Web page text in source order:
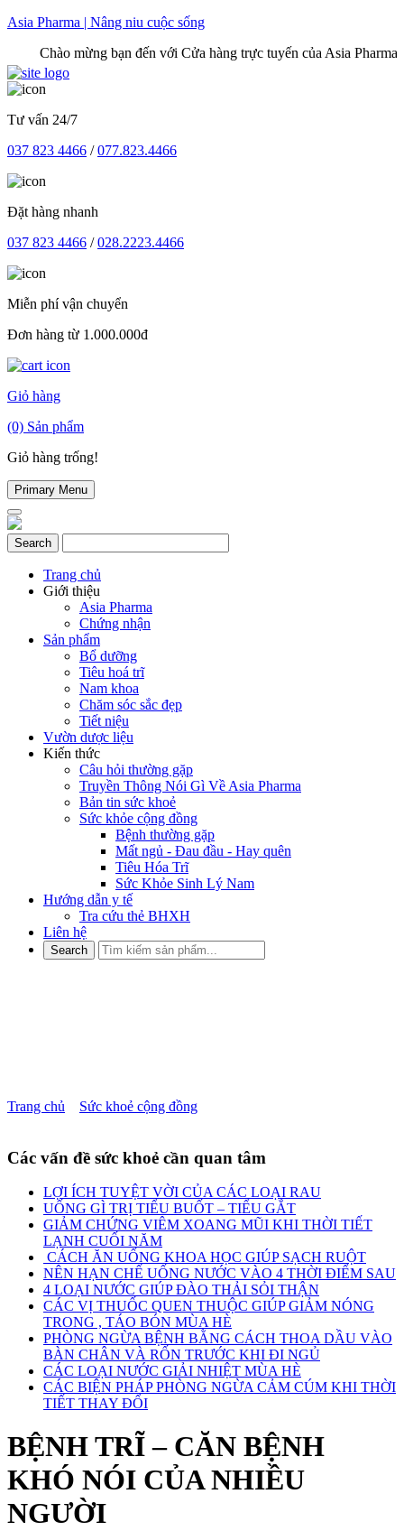
Skip
content
Asia Pharma | Nâng niu cuộc sống
mừng bạn đến với Cửa hàng trực tuyến của Asia Pharma
Tư vấn 24/7
037 823 4466 /077.823.4466
Đặt hàng nhanh
037 823 4466 /028.2223.4466
Miễn phí vận chuyển
Đơn hàng từ 1.000.000đ
Giỏ hàng
(0) Sản phẩm
Giỏ hàng trống!
Primary Menu
Trang chủ
Giới thiệu
Asia Pharma
Chứng nhận
Sản phẩm
Bổ dưỡng
Tiêu hoá trĩ
Nam khoa
Chăm sóc sắc đẹp
Tiết niệu
Vườn dược liệu
Kiến thức
Câu hỏi thường gặp
Truyền Thông Nói Gì Về Asia Pharma
Bản tin sức khoẻ
Sức khỏe cộng đồng
Bệnh thường gặp
Mất ngủ - Đau đầu - Hay quên
Tiêu Hóa Trĩ
Sức Khỏe Sinh Lý Nam
Hướng dẫn y tế
Tra cứu thẻ BHXH
Liên hệ
Trang chủ Sức khoẻ cộng đồng
Các vấn đề sức khoẻ cần quan tâm
LỢI ÍCH TUYỆT VỜI CỦA CÁC LOẠI RAU
UỐNG GÌ TRỊ TIỂU BUỐT – TIỂU GẮT
GIẢM CHỨNG VIÊM XOANG MŨI KHI THỜI TIẾT
LẠNH CUỐI NĂM
CÁCH ĂN UỐNG KHOA HỌC GIÚP SẠCH RUỘT
NÊN HẠN CHẾ UỐNG NƯỚC VÀO 4 THỜI ĐIỂM SAU
4 LOẠI NƯỚC GIÚP ĐÀO THẢI SỎI THẬN
CÁC VỊ THUỐC QUEN THUỘC GIÚP GIẢM NÓNG
TRONG , TÁO BÓN MÙA HÈ
PHÒNG NGỪA BỆNH BẰNG CÁCH THOA DẦU VÀO
BÀN CHÂN VÀ RỐN TRƯỚC KHI ĐI NGỦ
CÁC LOẠI NƯỚC GIẢI NHIỆT MÙA HÈ
CÁC BIỆN PHÁP PHÒNG NGỪA CẢM CÚM KHI THỜI
TIẾT THAY ĐỔI
BỆNH TRĨ – CĂN BỆNH
KHÓ NÓI CỦA NHIỀU
NGƯỜI